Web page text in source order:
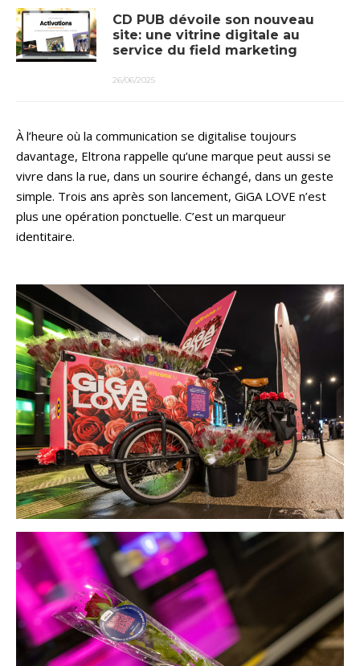
CD PUB dévoile son nouveau
site: une vitrine digitale au
service du field marketing
26/06/2025
À l’heure où la communication se digitalise toujours
davantage, Eltrona rappelle qu’une marque peut aussi se
vivre dans la rue, dans un sourire échangé, dans un geste
simple. Trois ans après son lancement, GiGA LOVE n’est
plus une opération ponctuelle. C’est un marqueur
identitaire.